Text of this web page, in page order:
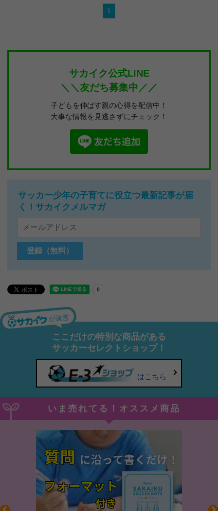
1
サカイク公式LINE
＼＼友だち募集中／／
子どもを伸ばす親の心得を配信中！
大事な情報を見逃さずにチェック！
サッカー少年の子育てに役立つ最新記事が届
く！サカイクメルマガ
が運営
ここだけの特別な商品がある
サッカーセレクトショップ！
はこちら
いま売れてる！オススメ商品